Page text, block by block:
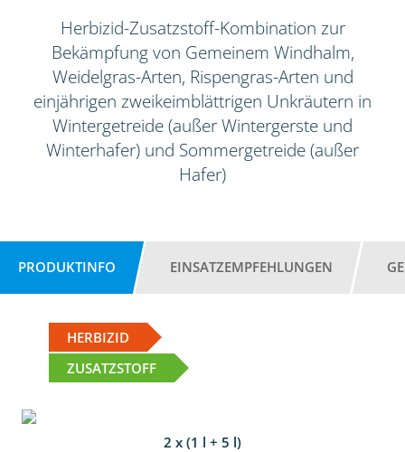
Herbizid-Zusatzstoff-Kombination zur
Bekämpfung von Gemeinem Windhalm,
Weidelgras-Arten, Rispengras-Arten und
einjährigen zweikeimblättrigen Unkräutern in
Wintergetreide (außer Wintergerste und
Winterhafer) und Sommergetreide (außer
Hafer)
PRODUKTINFO EINSATZEMPFEHLUNGEN
HERBIZID
ZUSATZSTOFF
2 x (1 l + 5 l)